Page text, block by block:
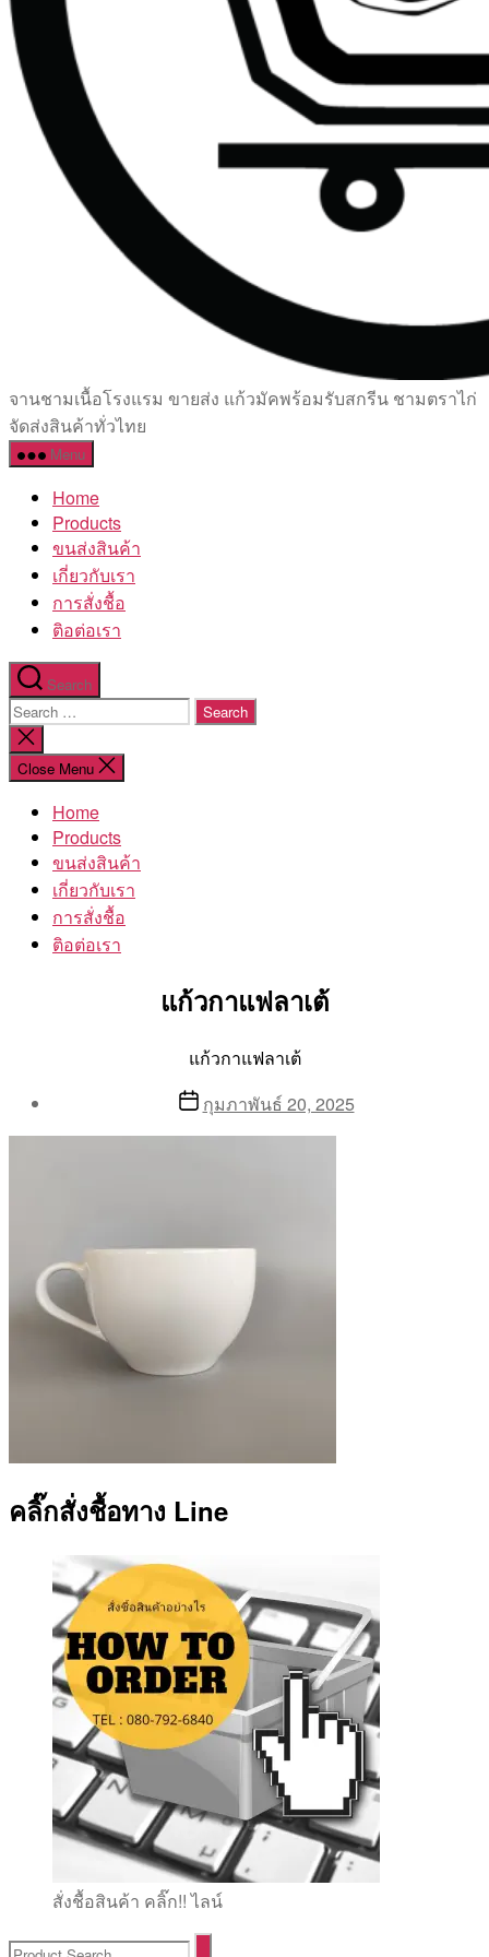
เซรามิค
ครบ
ครัน
โรงงาน
จานชามเนื้อโรงแรม ขายส่ง แก้วมัคพร้อมรับสกรีน ชามตราไก่
จัดส่งสินค้าทั่วไทย
Menu
Home
Products
ขนส่งสินค้า
เกี่ยวกับเรา
การสั่งชื้อ
ติอต่อเรา
Search
Search
for:
Close
search
Close Menu
Home
Products
ขนส่งสินค้า
เกี่ยวกับเรา
การสั่งชื้อ
ติอต่อเรา
แก้วกาแฟลาเต้
แก้วกาแฟลาเต้
By
Postกุมภาพันธ์ 20, 2025
คลิ๊กสั่งชื้อทาง Line
สั่งชื้อสินค้า คลิ๊ก!! ไลน์